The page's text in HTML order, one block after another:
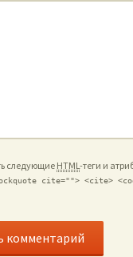
следующиеHTML-теги и
cite=""> <cite>